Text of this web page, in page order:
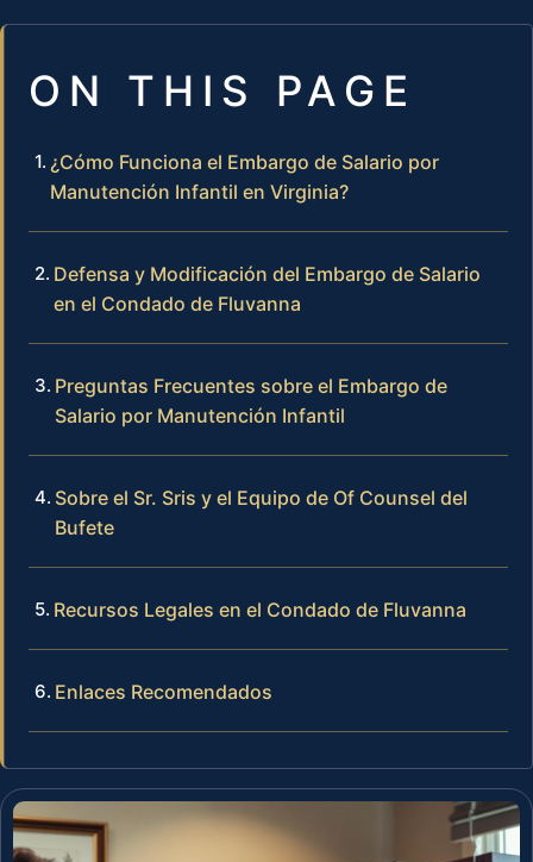
ON THIS PAGE
¿Cómo Funciona el Embargo de Salario por
Manutención Infantil en Virginia?
Defensa y Modificación del Embargo de Salario
en el Condado de Fluvanna
Preguntas Frecuentes sobre el Embargo de
Salario por Manutención Infantil
Sobre el Sr. Sris y el Equipo de Of Counsel del
Bufete
Recursos Legales en el Condado de Fluvanna
Enlaces Recomendados